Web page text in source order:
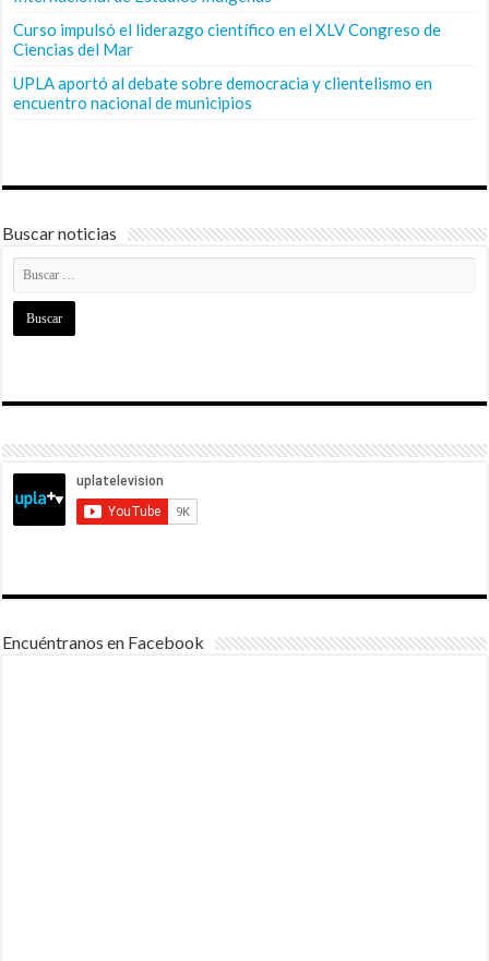
Curso impulsó el liderazgo científico en el XLV Congreso de
Ciencias del Mar
UPLA aportó al debate sobre democracia y clientelismo en
encuentro nacional de municipios
Buscar noticias
Encuéntranos en Facebook